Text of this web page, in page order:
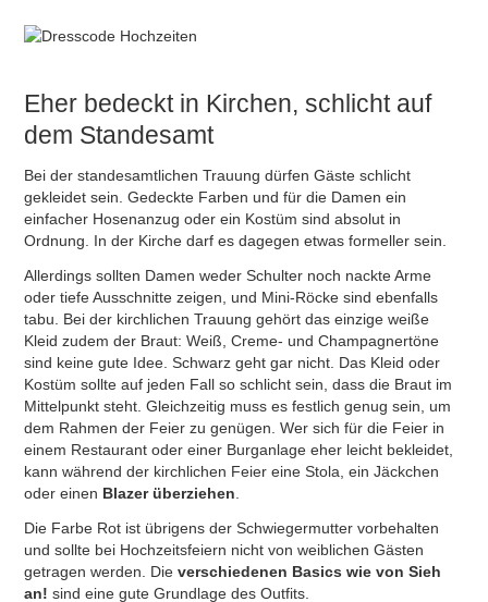
Eher bedeckt in Kirchen, schlicht auf
dem Standesamt
Bei der standesamtlichen Trauung dürfen Gäste schlicht
gekleidet sein. Gedeckte Farben und für die Damen ein
einfacher Hosenanzug oder ein Kostüm sind absolut in
Ordnung. In der Kirche darf es dagegen etwas formeller sein.
Allerdings sollten Damen weder Schulter noch nackte Arme
oder tiefe Ausschnitte zeigen, und Mini-Röcke sind ebenfalls
tabu. Bei der kirchlichen Trauung gehört das einzige weiße
Kleid zudem der Braut: Weiß, Creme- und Champagnertöne
sind keine gute Idee. Schwarz geht gar nicht. Das Kleid oder
Kostüm sollte auf jeden Fall so schlicht sein, dass die Braut im
Mittelpunkt steht. Gleichzeitig muss es festlich genug sein, um
dem Rahmen der Feier zu genügen. Wer sich für die Feier in
einem Restaurant oder einer Burganlage eher leicht bekleidet,
kann während der kirchlichen Feier eine Stola, ein Jäckchen
oder einen Blazer überziehen
Die Farbe Rot ist übrigens der Schwiegermutter vorbehalten
und sollte bei Hochzeitsfeiern nicht von weiblichen Gästen
getragen werden. Dieverschiedenen Basics wie von Sieh
an!sind eine gute Grundlage des Outfits.